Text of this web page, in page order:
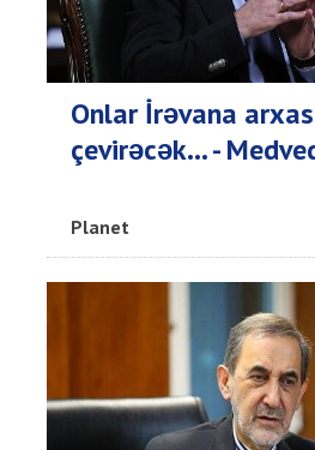
Onlar İrəvana
çevirəcək... -
Planet